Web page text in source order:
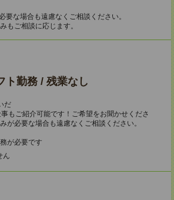
な場合も遠慮なくご相談ください。
もご相談に応じます。
ト勤務 / 残業なし
だ
もご紹介可能です！ご希望をお聞かせくださ
が必要な場合も遠慮なくご相談ください。
が必要です
ん